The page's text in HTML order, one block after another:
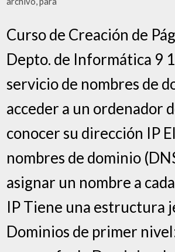
Curso de Creación de
Depto. de Informática 9
servicio de nombres de
acceder a un ordenador
conocer su dirección IP
nombres de dominio
asignar un nombre a
IP Tiene una estructura
Dominios de primer